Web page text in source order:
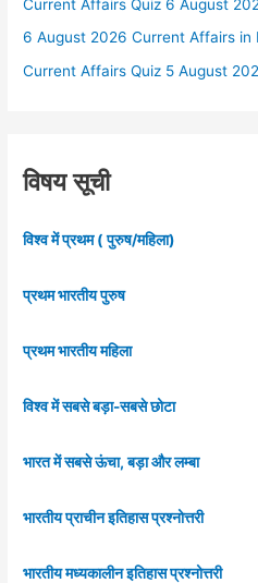
Current Affairs Quiz 6 August
6 August 2026 Current Affairs in
Current Affairs Quiz 5 August
विषय सूची
विश्व में प्रथम ( पुरुष/महिला)
प्रथम भारतीय पुरुष
प्रथम भारतीय महिला
विश्व में सबसे बड़ा-सबसे छोटा
भारत में सबसे ऊंचा, बड़ा और लम्बा
भारतीय प्राचीन इतिहास प्रश्नोत्तरी
भारतीय मध्यकालीन इतिहास प्रश्नोत्तरी